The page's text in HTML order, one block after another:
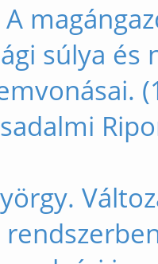
súlya és